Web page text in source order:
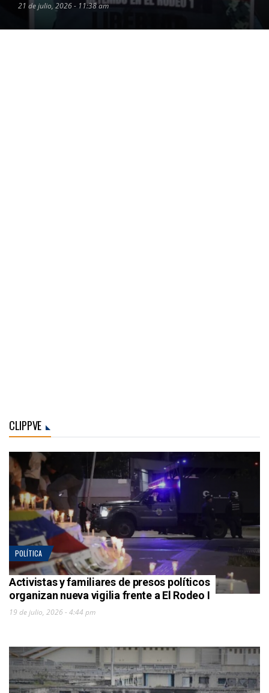
21 de julio, 2026 - 11:38 am
CLIPPVE
POLÍTICA
Activistas y familiares de presos políticos
organizan nueva vigilia frente a El Rodeo I
19 de julio, 2026 - 4:44 pm